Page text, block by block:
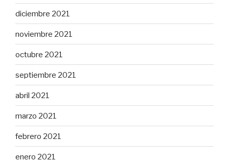
diciembre 2021
noviembre 2021
octubre 2021
septiembre 2021
abril 2021
marzo 2021
febrero 2021
enero 2021